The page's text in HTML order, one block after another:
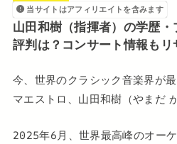
当サイトはアフィリエイトを含みます
山田和樹（指揮者）の学歴
評判は？コンサート情報もリ
今、世界のクラシック音楽界が
マエストロ、山田和樹（やまだ
2025年6月、世界最高峰のオー